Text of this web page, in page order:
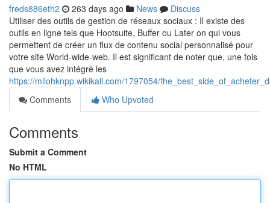
freds886eth2 263 days ago News
Discuss
Utiliser des outils de gestion de réseaux sociaux : Il existe des
outils en ligne tels que Hootsuite, Buffer ou Later on qui vous
permettent de créer un flux de contenu social personnalisé pour
votre site World-wide-web. Il est significant de noter que, une fois
que vous avez intégré les
https://milohknpp.wikikali.com/1797054/
Comments
Who Upvoted
Comments
Submit a Comment
No HTML